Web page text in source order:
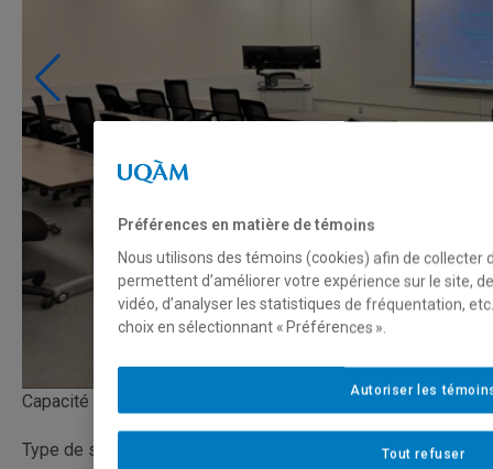
Capacité
Type de salle
Préférences en matière de témoins
Nous utilisons des témoins (cookies) afin de collecter
permettent d’améliorer votre expérience sur le site,
vidéo, d’analyser les statistiques de fréquentation,
choix en sélectionnant « Préférences ».
Tout refuser
Autoriser les